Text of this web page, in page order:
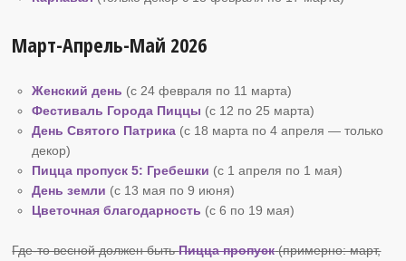
Март-Апрель-Май 2026
Женский день (с 24 февраля по 11 марта)
Фестиваль Города Пиццы (с 12 по 25 марта)
День Святого Патрика (с 18 марта по 4 апреля — только
декор)
Пицца пропуск 5: Гребешки (с 1 апреля по 1 мая)
День земли (с 13 мая по 9 июня)
Цветочная благодарность (с 6 по 19 мая)
Где-то весной должен бытьПицца пропуск (примерно: март,